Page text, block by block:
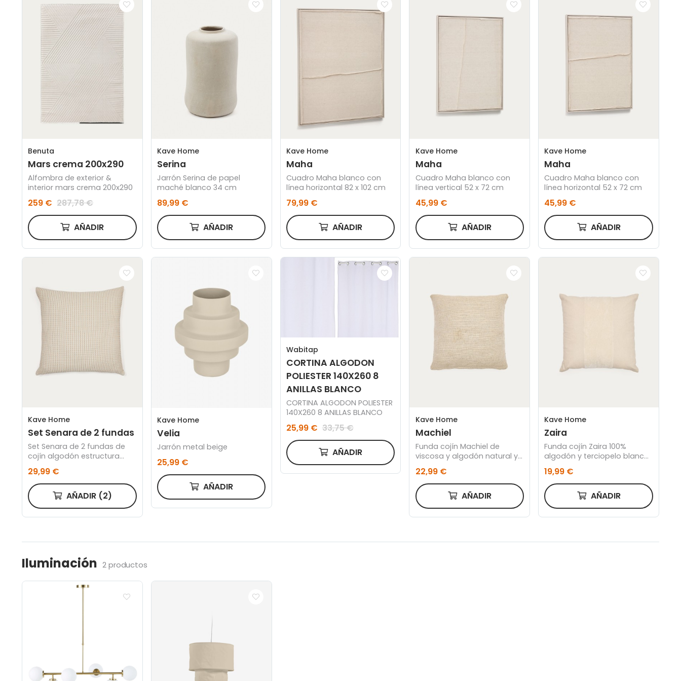
Benuta
Mars crema 200x290
Alfombra de exterior &
interior mars crema 200x290
259 € 287,78 €
AÑADIR
Kave Home
Serina
Jarrón Serina de papel
maché blanco 34 cm
89,99 €
AÑADIR
Kave Home
Maha
Cuadro Maha blanco con
línea horizontal 82 x 102 cm
79,99 €
AÑADIR
Kave Home
Maha
Cuadro Maha blanco con
línea vertical 52 x 72 cm
45,99 €
AÑADIR
Kave Home
Maha
Cuadro Maha blanco con
línea horizontal 52 x 72 cm
45,99 €
AÑADIR
Kave Home
Set Senara de 2 fundas
Set Senara de 2 fundas de
cojín algodón estructura
beige 50 x 50 cm
29,99 €
AÑADIR (2)
Kave Home
Velia
Jarrón metal beige
25,99 €
AÑADIR
Wabitap
CORTINA ALGODON
POLIESTER 140X260 8
ANILLAS BLANCO
CORTINA ALGODON POLIESTER
140X260 8 ANILLAS BLANCO
25,99 € 33,75 €
AÑADIR
Kave Home
Machiel
Funda cojín Machiel de
viscosa y algodón natural y
blanco 50 x 50 cm
22,99 €
AÑADIR
Kave Home
Zaira
Funda cojín Zaira 100%
algodón y terciopelo blanco
45 x 45 cm
19,99 €
AÑADIR
Iluminación 2 productos